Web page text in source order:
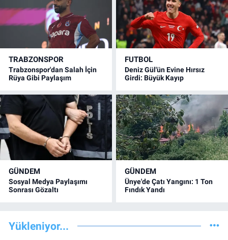
TRABZONSPOR
Trabzonspor'dan Salah İçin
Rüya Gibi Paylaşım
FUTBOL
Deniz Gül'ün Evine Hırsız
Girdi: Büyük Kayıp
GÜNDEM
Sosyal Medya Paylaşımı
Sonrası Gözaltı
GÜNDEM
Ünye'de Çatı Yangını: 1 Ton
Fındık Yandı
Yükleniyor...